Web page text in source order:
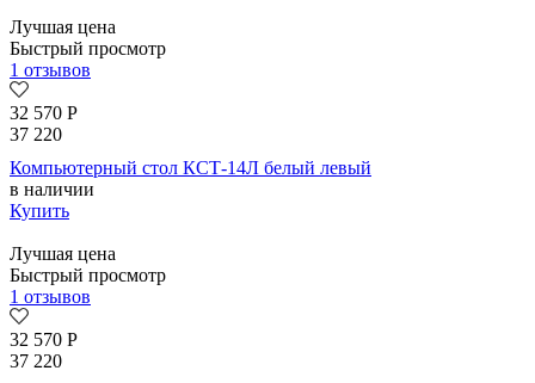
Лучшая цена
Быстрый просмотр
1 отзывов
32 570 Р
37 220
Компьютерный стол КСТ-14Л белый левый
в наличии
Купить
Лучшая цена
Быстрый просмотр
1 отзывов
32 570 Р
37 220